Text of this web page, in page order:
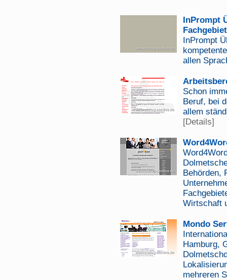
InPrompt
InPrompt
allen
Schon
Beruf, bei
allem
[Details]
Behörden,
Wirtschaft
Mondo
Hamburg,
mehreren